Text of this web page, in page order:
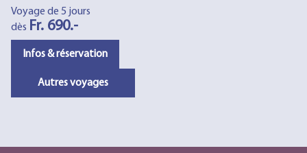
Voyage de 5 jours
dès Fr. 690.-
Infos & réservation
Autres voyages